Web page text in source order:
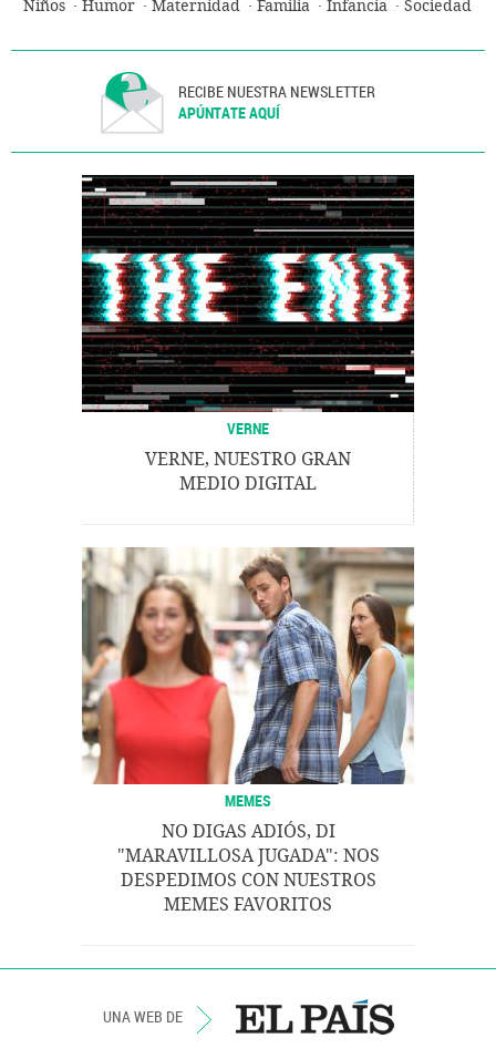
Niños Humor Maternidad Familia Infancia Sociedad
RECIBE NUESTRA NEWSLETTER
APÚNTATE AQUÍ
VERNE
VERNE, NUESTRO GRAN
MEDIO DIGITAL
MEMES
NO DIGAS ADIÓS, DI
"MARAVILLOSA JUGADA": NOS
DESPEDIMOS CON NUESTROS
MEMES FAVORITOS
UNA WEB DE